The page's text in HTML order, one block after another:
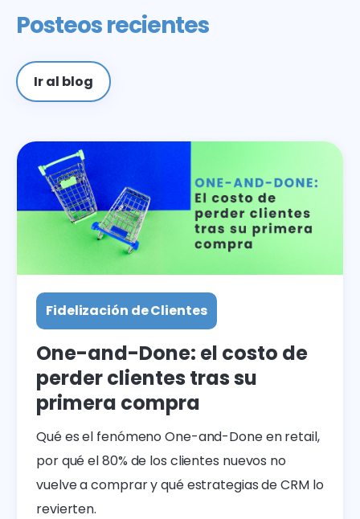
Posteos recientes
Ir al blog
Fidelización de Clientes
One-and-Done: el costo de
perder clientes tras su
primera compra
Qué es el fenómeno One-and-Done en retail,
por qué el 80% de los clientes nuevos no
vuelve a comprar y qué estrategias de CRM lo
revierten.